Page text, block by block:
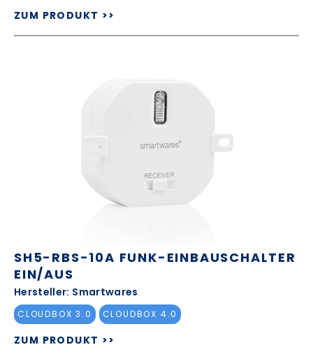
ZUM PRODUKT >>
SH5-RBS-10A FUNK-EINBAUSCHALTER
EIN/AUS
Hersteller: Smartwares
CLOUDBOX 3.0 CLOUDBOX 4.0
ZUM PRODUKT >>